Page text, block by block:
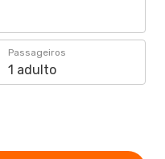
Passageiros
1 adulto